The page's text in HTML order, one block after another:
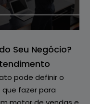
Seu Negócio?
pode definir o
fazer para